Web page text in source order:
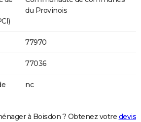
du Provinois
77970
77036
nc
à Boisdon ? Obtenez votre devis